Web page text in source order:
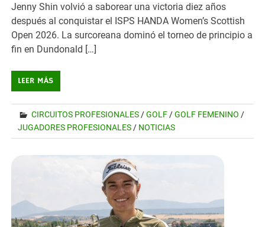
Jenny Shin volvió a saborear una victoria diez años
después al conquistar el ISPS HANDA Women’s Scottish
Open 2026. La surcoreana dominó el torneo de principio a
fin en Dundonald […]
LEER MÁS
CIRCUITOS PROFESIONALES /GOLF /GOLF FEMENINO /
JUGADORES PROFESIONALES / NOTICIAS